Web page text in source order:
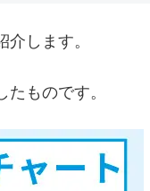
します。
ものです。